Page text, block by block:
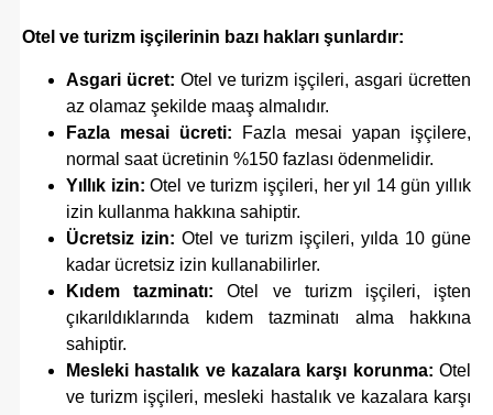
Otel ve turizm işçilerinin bazı hakları şunlardır:
Asgari ücret: Otel ve turizm işçileri, asgari ücretten
az olamaz şekilde maaş almalıdır.
Fazla mesai ücreti: Fazla mesai yapan işçilere,
normal saat ücretinin %150 fazlası ödenmelidir.
Yıllık izin: Otel ve turizm işçileri, her yıl 14 gün yıllık
izin kullanma hakkına sahiptir.
Ücretsiz izin: Otel ve turizm işçileri, yılda 10 güne
kadar ücretsiz izin kullanabilirler.
Kıdem tazminatı: Otel ve turizm işçileri, işten
çıkarıldıklarında kıdem tazminatı alma hakkına
sahiptir.
Mesleki hastalık ve kazalara karşı korunma: Otel
ve turizm işçileri, mesleki hastalık ve kazalara karşı